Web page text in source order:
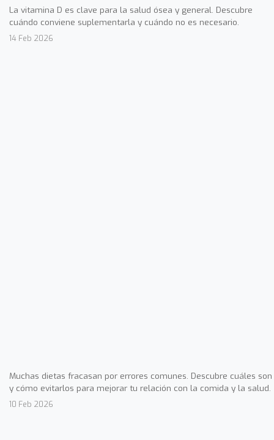
La vitamina D es clave para la salud ósea y general. Descubre
cuándo conviene suplementarla y cuándo no es necesario.
14 Feb 2026
Muchas dietas fracasan por errores comunes. Descubre cuáles son
y cómo evitarlos para mejorar tu relación con la comida y la salud.
10 Feb 2026